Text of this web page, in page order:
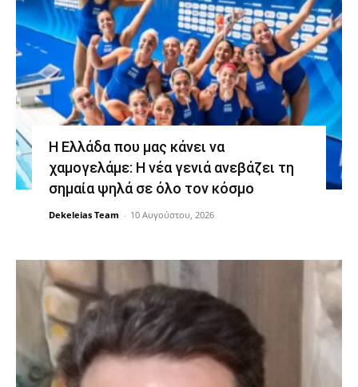
Η Ελλάδα που μας κάνει να
χαμογελάμε: Η νέα γενιά ανεβάζει τη
σημαία ψηλά σε όλο τον κόσμο
Dekeleias Team - 10 Αυγούστου, 2026